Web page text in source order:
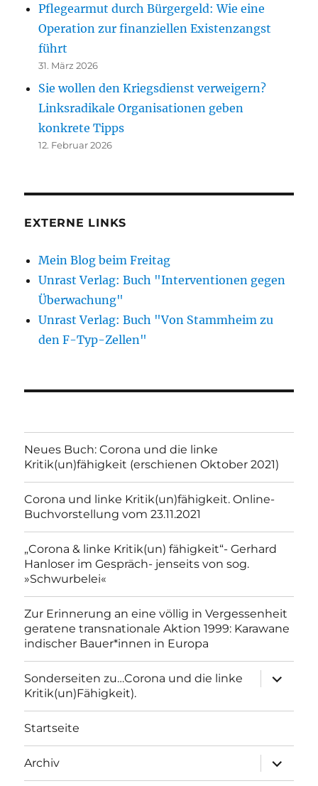
Pflegearmut durch Bürgergeld: Wie eine
Operation zur finanziellen Existenzangst
führt
31. März 2026
Sie wollen den Kriegsdienst verweigern?
Linksradikale Organisationen geben
konkrete Tipps
12. Februar 2026
EXTERNE LINKS
Mein Blog beim Freitag
Unrast Verlag: Buch "Interventionen gegen
Überwachung"
Unrast Verlag: Buch "Von Stammheim zu
den F-Typ-Zellen"
Neues Buch: Corona und die linke
Kritik(un)fähigkeit (erschienen Oktober 2021)
Corona und linke Kritik(un)fähigkeit. Online-
Buchvorstellung vom 23.11.2021
„Corona & linke Kritik(un) fähigkeit“- Gerhard
Hanloser im Gespräch- jenseits von sog.
»Schwurbelei«
Zur Erinnerung an eine völlig in Vergessenheit
geratene transnationale Aktion 1999: Karawane
indischer Bauer*innen in Europa
Sonderseiten zu…Corona und die linke
Kritik(un)Fähigkeit).
anzeigen
Startseite
Archiv
anzeigen